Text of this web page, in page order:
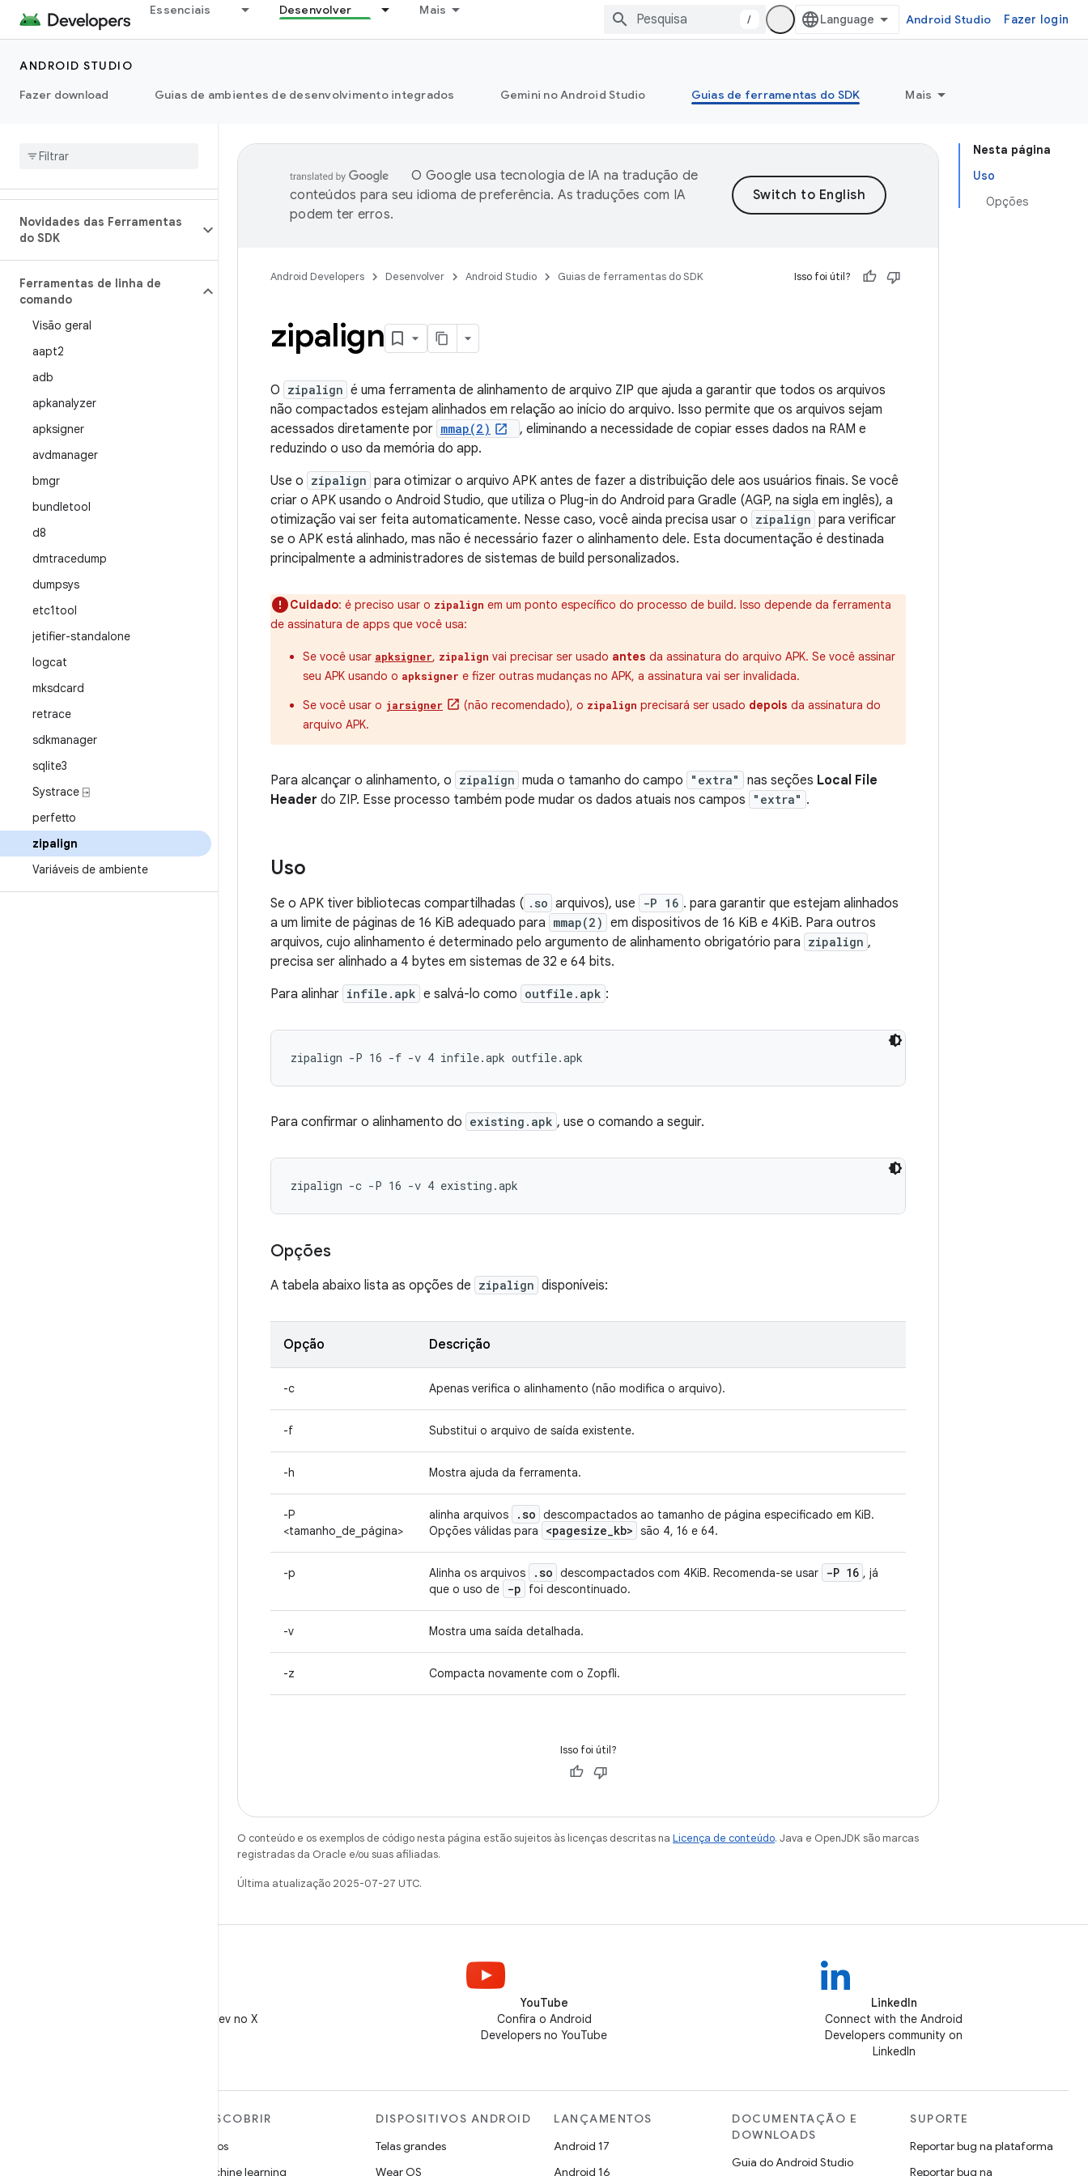
Essenciais Desenvolver Mais
/ Android Studio Fazer login
ANDROID STUDIO
Fazer download
Guias de ambientes de desenvolvimento integrados Gemini no Android Studio Guias de ferramentas do SDK Mais
Novidades das Ferramentas
do SDK
Ferramentas de linha de
comando
Visão geral
aapt2
adb
apkanalyzer
apksigner
avdmanager
bmgr
bundletool
d8
dmtracedump
dumpsys
etc1tool
jetifier-standalone
logcat
mksdcard
retrace
sdkmanager
sqlite3
Systrace ⍈
perfetto
zipalign
Variáveis de ambiente
Nesta página
Uso
Opções
O Google usa tecnologia de IA na tradução de
conteúdos para seu idioma de preferência. As traduções com IA
podem ter erros.
Android Developers Desenvolver Android Studio Guias de ferramentas do SDK Isso foi útil?
zipalign
O zipalign é uma ferramenta de alinhamento de arquivo ZIP que ajuda a garantir que todos os arquivos
não compactados estejam alinhados em relação ao início do arquivo. Isso permite que os arquivos sejam
acessados diretamente por mmap(2)
, eliminando a necessidade de copiar esses dados na RAM e
reduzindo o uso da memória do app.
Use o zipalign para otimizar o arquivo APK antes de fazer a distribuição dele aos usuários finais. Se você
criar o APK usando o Android Studio, que utiliza o Plug-in do Android para Gradle (AGP, na sigla em inglês), a
otimização vai ser feita automaticamente. Nesse caso, você ainda precisa usar o zipalign para verificar
se o APK está alinhado, mas não é necessário fazer o alinhamento dele. Esta documentação é destinada
principalmente a administradores de sistemas de build personalizados.
Cuidado: é preciso usar o zipalign em um ponto específico do processo de build. Isso depende da ferramenta
de assinatura de apps que você usa:
Se você usar apksigner, zipalign vai precisar ser usado antes da assinatura do arquivo APK. Se você assinar
seu APK usando o apksigner e fizer outras mudanças no APK, a assinatura vai ser invalidada.
Se você usar o jarsigner (não recomendado), o zipalign precisará ser usado depois da assinatura do
arquivo APK.
Para alcançar o alinhamento, o zipalign muda o tamanho do campo "extra" nas seções Local File
Header do ZIP. Esse processo também pode mudar os dados atuais nos campos "extra" .
Uso
Se o APK tiver bibliotecas compartilhadas ( .so arquivos), use -P 16 . para garantir que estejam alinhados
a um limite de páginas de 16 KiB adequado para mmap(2) em dispositivos de 16 KiB e 4KiB. Para outros
arquivos, cujo alinhamento é determinado pelo argumento de alinhamento obrigatório para zipalign ,
precisa ser alinhado a 4 bytes em sistemas de 32 e 64 bits.
Para alinhar infile.apk e salvá-lo como outfile.apk :
zipalign -P 16 -f -v 4 infile.apk outfile.apk
Para confirmar o alinhamento do existing.apk , use o comando a seguir.
zipalign -c -P 16 -v 4 existing.apk
Opções
A tabela abaixo lista as opções de zipalign disponíveis:
Opção Descrição
-c Apenas verifica o alinhamento (não modifica o arquivo).
-f Substitui o arquivo de saída existente.
-h Mostra ajuda da ferramenta.
-P
<tamanho_de_página>
alinha arquivos .so descompactados ao tamanho de página especificado em KiB.
Opções válidas para
<pagesize_kb> são 4, 16 e 64.
-p Alinha os arquivos .so descompactados com 4KiB. Recomenda-se usar -P 16 , já
que o uso de
-p foi descontinuado.
-v Mostra uma saída detalhada.
-z Compacta novamente com o Zopfli.
Isso foi útil?
O conteúdo e os exemplos de código nesta página estão sujeitos às licenças descritas na Licença de conteúdo. Java e OpenJDK são marcas
registradas da Oracle e/ou suas afiliadas.
Última atualização 2025-07-27 UTC.
Siga @AndroidDev no X
YouTube
Confira o Android
Developers no YouTube
LinkedIn
Connect with the Android
Developers community on
LinkedIn
DESCOBRIR
Jogos
Machine learning
DISPOSITIVOS ANDROID
Telas grandes
Wear OS
LANÇAMENTOS
Android 17
Android 16
DOCUMENTAÇÃO E
DOWNLOADS
Guia do Android Studio
SUPORTE
Reportar bug na plataforma
Reportar bug na